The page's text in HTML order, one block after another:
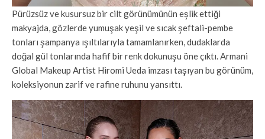
Pürüzsüz ve kusursuz bir cilt görünümünün eşlik ettiği
makyajda, gözlerde yumuşak yeşil ve sıcak şeftali-pembe
tonları şampanya ışıltılarıyla tamamlanırken, dudaklarda
doğal gül tonlarında hafif bir renk dokunuşu öne çıktı. Armani
Global Makeup Artist Hiromi Ueda imzası taşıyan bu görünüm,
koleksiyonun zarif ve rafine ruhunu yansıttı.